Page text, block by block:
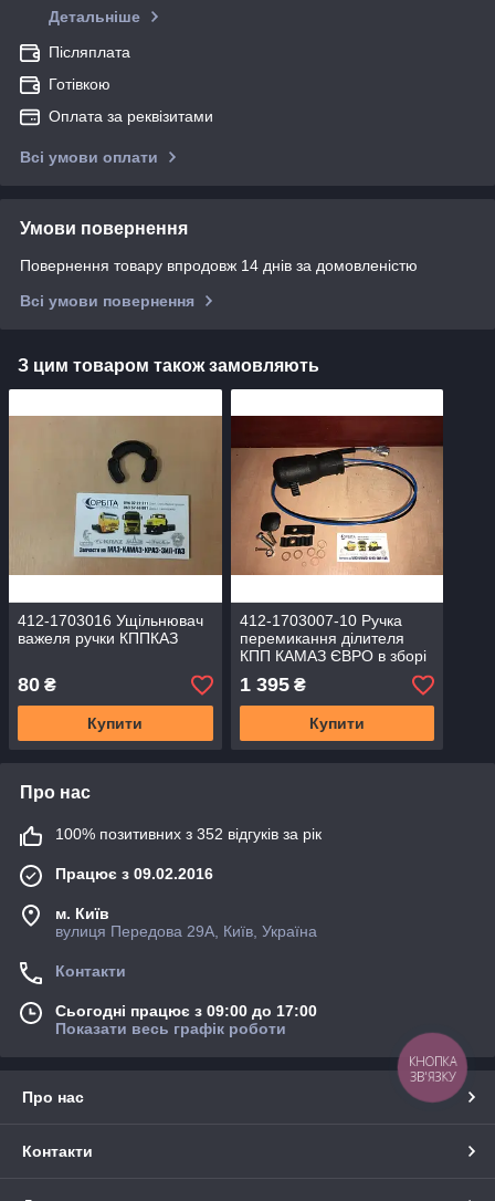
Детальніше
Післяплата
Готівкою
Оплата за реквізитами
Всі умови оплати
Умови повернення
Повернення товару впродовж 14 днів за домовленістю
Всі умови повернення
З цим товаром також замовляють
412-1703016 Ущільнювач
важеля ручки КППКАЗ
80 ₴
Купити
412-1703007-10 Ручка
перемикання ділителя
КПП КАМАЗ ЄВРО в зборі
(тристубна)
1 395₴
Купити
Про нас
100% позитивних з 352 відгуків за рік
Працює з 09.02.2016
м. Київ
вулиця Передова 29А, Київ, Україна
Контакти
Сьогодні працює з 09:00 до 17:00
Показати весь графік роботи
Про нас
Контакти
КНОПКА
ЗВ'ЯЗКУ